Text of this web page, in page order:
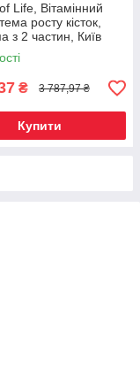
Life, Вітамінний
росту кісток,
з 2 частин, Київ
₴ 3 787,97 ₴
Купити